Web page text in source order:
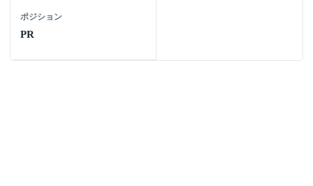
ポジション
PR